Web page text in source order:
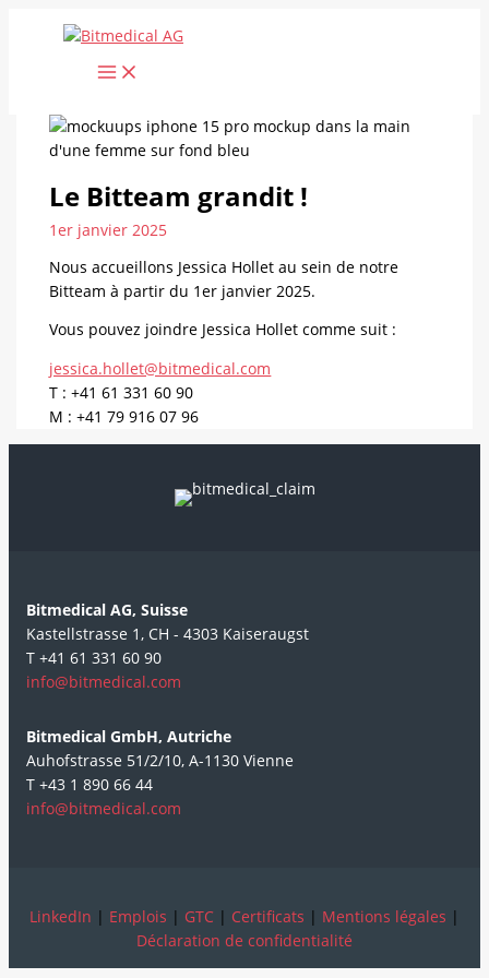
Le Bitteam grandit !
1er janvier 2025
Nous accueillons Jessica Hollet au sein de notre
Bitteam à partir du 1er janvier 2025.
Vous pouvez joindre Jessica Hollet comme suit :
jessica.hollet@bitmedical.com
T : +41 61 331 60 90
M : +41 79 916 07 96
Bitmedical AG, Suisse
Kastellstrasse 1, CH - 4303 Kaiseraugst
T +41 61 331 60 90
info@bitmedical.com
Bitmedical GmbH, Autriche
Auhofstrasse 51/2/10, A-1130 Vienne
T +43 1 890 66 44
info@bitmedical.com
LinkedIn | Emplois | GTC | Certificats | Mentions légales |
Déclaration de confidentialité